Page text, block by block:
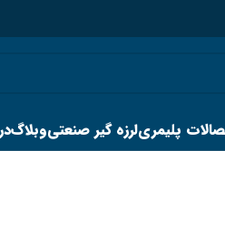
پلیمریلرزه گیر صنعتیوبلاگ